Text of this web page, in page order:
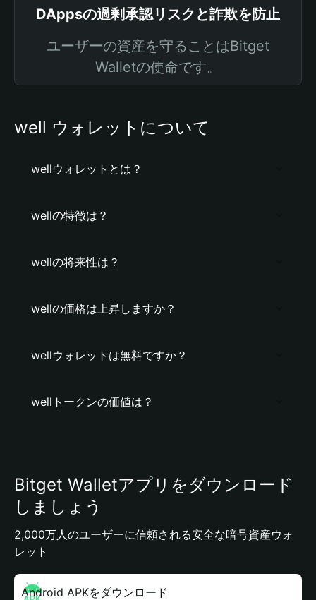
DAppsの過剰承認リスクと詐欺を防止
ユーザーの資産を守ることはBitget
Walletの使命です。
well ウォレットについて
wellウォレットとは？
wellの特徴は？
wellの将来性は？
wellの価格は上昇しますか？
wellウォレットは無料ですか？
wellトークンの価値は？
Bitget Walletアプリをダウンロード
しましょう
2,000万人のユーザーに信頼される安全な暗号資産ウォ
レット
Android APKをダウンロード